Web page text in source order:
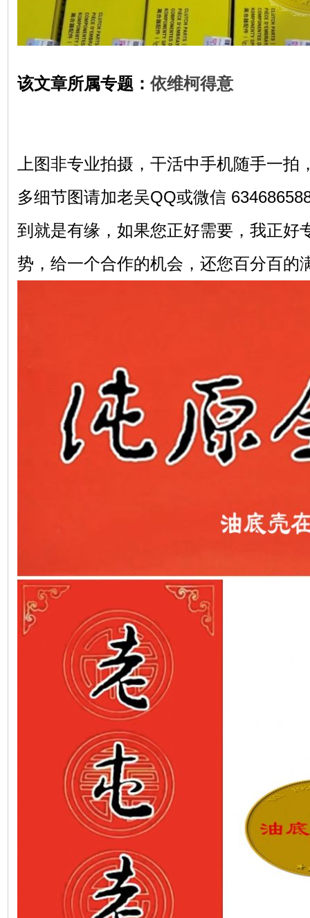
该文章所属专题： 依维柯得意
上图非专业拍摄，干活中手机随手一
多细节图请加老吴QQ或微信
到就是有缘，如果您正好需要，我正好
势，给一个合作的机会，还您百分百的